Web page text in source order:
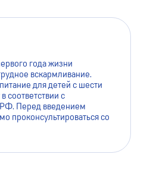
года жизни
вскармливание.
для детей с шести
соответствии с
Перед введением
проконсультироваться со